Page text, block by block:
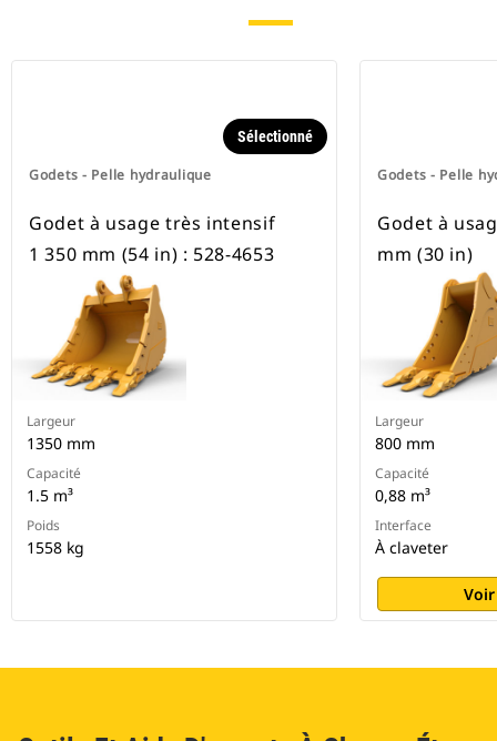
Godets - Pelle hydraulique
Sélectionné
Godet à usage très intensif
1 350 mm (54 in) : 528-4653
Largeur
1350 mm
Capacité
1.5 m³
Poids
1558 kg
Godets - Pelle
Godet à
mm (30 in)
Largeur
800 mm
Capacité
0,88 m³
Interface
À claveter